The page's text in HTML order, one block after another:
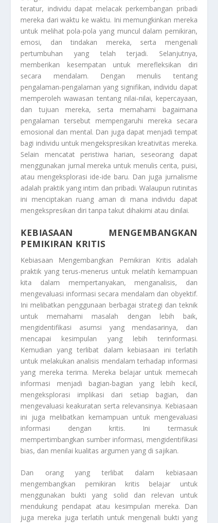
teratur, individu dapat melacak perkembangan pribadi
mereka dari waktu ke waktu. Ini memungkinkan mereka
untuk melihat pola-pola yang muncul dalam pemikiran,
emosi, dan tindakan mereka, serta mengenali
pertumbuhan yang telah terjadi. Selanjutnya,
memberikan kesempatan untuk merefleksikan diri
secara mendalam. Dengan menulis tentang
pengalaman-pengalaman yang signifikan, individu dapat
memperoleh wawasan tentang nilai-nilai, kepercayaan,
dan tujuan mereka, serta memahami bagaimana
pengalaman tersebut mempengaruhi mereka secara
emosional dan mental. Dan juga dapat menjadi tempat
bagi individu untuk mengekspresikan kreativitas mereka.
Selain mencatat peristiwa harian, seseorang dapat
menggunakan jurnal mereka untuk menulis cerita, puisi,
atau mengeksplorasi ide-ide baru. Dan juga jurnalisme
adalah praktik yang intim dan pribadi. Walaupun rutinitas
ini menciptakan ruang aman di mana individu dapat
mengekspresikan diri tanpa takut dihakimi atau dinilai.
KEBIASAAN MENGEMBANGKAN
PEMIKIRAN KRITIS
Kebiasaan Mengembangkan Pemikiran Kritis adalah
praktik yang terus-menerus untuk melatih kemampuan
kita dalam mempertanyakan, menganalisis, dan
mengevaluasi informasi secara mendalam dan obyektif.
Ini melibatkan penggunaan berbagai strategi dan teknik
untuk memahami masalah dengan lebih baik,
mengidentifikasi asumsi yang mendasarinya, dan
mencapai kesimpulan yang lebih terinformasi.
Kemudian yang terlibat dalam kebiasaan ini terlatih
untuk melakukan analisis mendalam terhadap informasi
yang mereka terima. Mereka belajar untuk memecah
informasi menjadi bagian-bagian yang lebih kecil,
mengeksplorasi implikasi dari setiap bagian, dan
mengevaluasi keakuratan serta relevansinya. Kebiasaan
ini juga melibatkan kemampuan untuk mengevaluasi
informasi dengan kritis. Ini termasuk
mempertimbangkan sumber informasi, mengidentifikasi
bias, dan menilai kualitas argumen yang di sajikan.
Dan orang yang terlibat dalam kebiasaan
mengembangkan pemikiran kritis belajar untuk
menggunakan bukti yang solid dan relevan untuk
mendukung pendapat atau kesimpulan mereka. Dan
juga mereka juga terlatih untuk mengenali bukti yang